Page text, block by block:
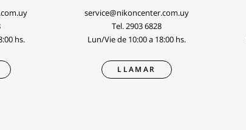
hs.
service@nikoncenter.com.uy
Tel. 2903 6828
Lun/Vie de 10:00 a 18:00 hs.
LLAMAR